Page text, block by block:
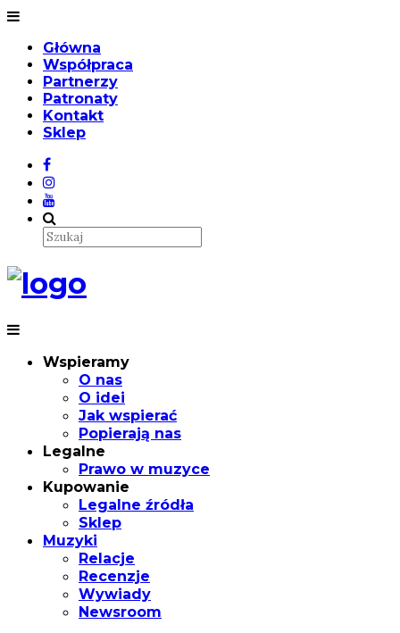
Główna
Współpraca
Partnerzy
Patronaty
Kontakt
Sklep
Wspieramy
O nas
O idei
Jak wspierać
Popierają nas
Legalne
Prawo w muzyce
Kupowanie
Legalne źródła
Sklep
Muzyki
Relacje
Recenzje
Wywiady
Newsroom